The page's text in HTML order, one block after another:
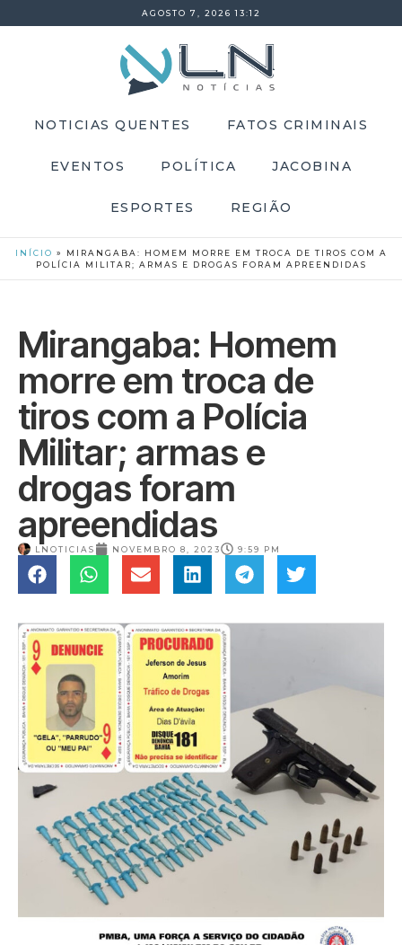
AGOSTO 7, 2026 13:12
NOTICIAS QUENTES FATOS CRIMINAIS
EVENTOS POLÍTICA JACOBINA
ESPORTES REGIÃO
INÍCIO »
MIRANGABA: HOMEM MORRE EM TROCA DE TIROS COM A
POLÍCIA MILITAR; ARMAS E DROGAS FORAM APREENDIDAS
Mirangaba: Homem
morre em troca de
tiros com a Polícia
Militar; armas e
drogas foram
apreendidas
LNOTICIAS NOVEMBRO 8, 2023 9:59 PM